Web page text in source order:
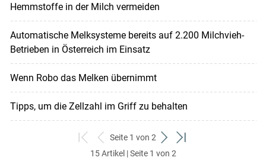
Hemmstoffe in der Milch vermeiden
Automatische Melksysteme bereits auf 2.200 Milchvieh-
Betrieben in Österreich im Einsatz
Wenn Robo das Melken übernimmt
Tipps, um die Zellzahl im Griff zu behalten
zum
ersten
zurück
zum
Seite 1 von 2
weiter
zum
zum
15 Artikel | Seite 1 von 2